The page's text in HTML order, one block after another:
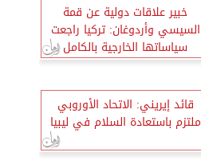
خبير علاقات دولية عن قمة
السيسي وأردوغان: تركيا راجعت
سياساتها الخارجية بالكامل
قائد إيريني: الاتحاد الأوروبي
ملتزم باستعادة السلام في ليبيا